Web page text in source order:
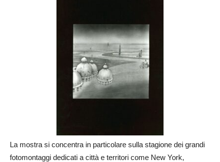
La mostra si concentra in particolare sulla stagione dei grandi
fotomontaggi dedicati a città e territori come New York,